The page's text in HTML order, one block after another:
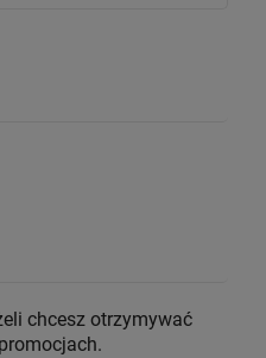
chcesz otrzymywać